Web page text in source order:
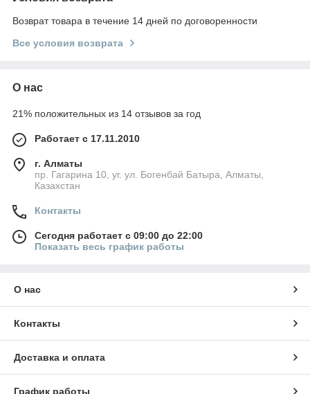
Возврат товара в течение 14 дней по договоренности
Все условия возврата
О нас
21% положительных из 14 отзывов за год
Работает с 17.11.2010
г. Алматы
пр. Гагарина 10, уг. ул. Богенбай Батыра, Алматы,
Казахстан
Контакты
Сегодня работает с 09:00 до 22:00
Показать весь график работы
О нас
Контакты
Доставка и оплата
График работы